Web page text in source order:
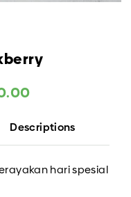
Descriptions
hari spesial